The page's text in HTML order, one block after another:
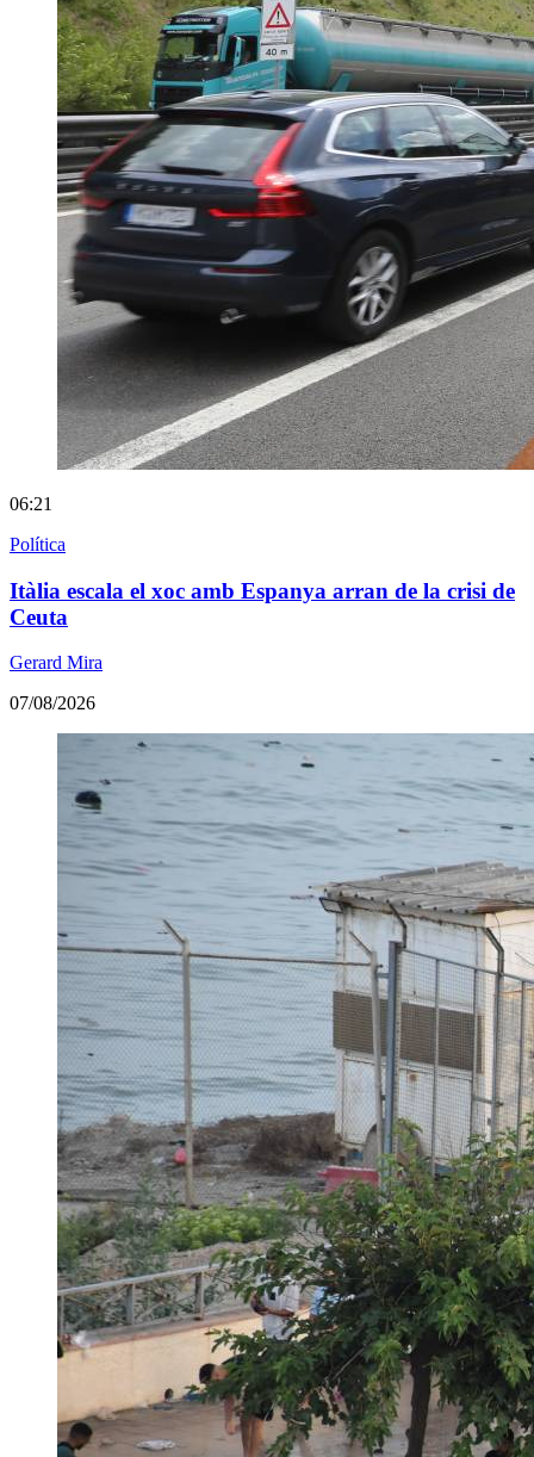
06:21
Política
Itàlia escala el xoc amb Espanya arran de la crisi de
Ceuta
Gerard Mira
07/08/2026